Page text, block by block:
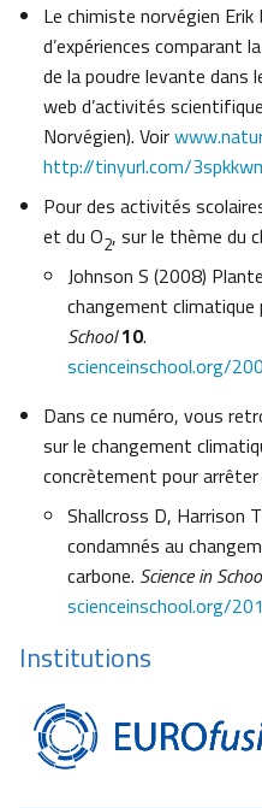
Le chimiste norvégien
d’expériences comparant
de la poudre levante dans
web d’activités
Norvégien). Voir
http://tinyurl.com/
Pour des activités
et du O2, sur le thème du
Johnson S (2008)
changement climatique
School10.
scienceinschool.org/
Dans ce numéro, vous
sur le changement
concrètement pour arrêter
Shallcross D, Harrison
condamnés au
carbone. Science in
scienceinschool.org/
Institutions